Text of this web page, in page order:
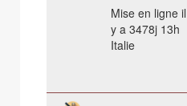
Mise en ligne il
y a 3478j 13h
Italie